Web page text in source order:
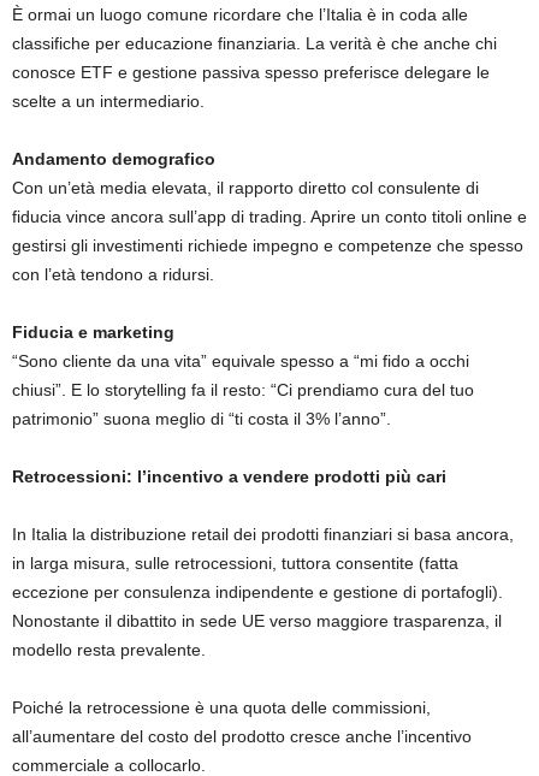
È ormai un luogo comune ricordare che l’Italia è in coda alle
classifiche per educazione finanziaria. La verità è che anche chi
conosce ETF e gestione passiva spesso preferisce delegare le
scelte a un intermediario.
Andamento demografico
Con un’età media elevata, il rapporto diretto col consulente di
fiducia vince ancora sull’app di trading. Aprire un conto titoli online e
gestirsi gli investimenti richiede impegno e competenze che spesso
con l’età tendono a ridursi.
Fiducia e marketing
“Sono cliente da una vita” equivale spesso a “mi fido a occhi
chiusi”. E lo storytelling fa il resto: “Ci prendiamo cura del tuo
patrimonio” suona meglio di “ti costa il 3% l’anno”.
Retrocessioni: l’incentivo a vendere prodotti più cari
In Italia la distribuzione retail dei prodotti finanziari si basa ancora,
in larga misura, sulle retrocessioni, tuttora consentite (fatta
eccezione per consulenza indipendente e gestione di portafogli).
Nonostante il dibattito in sede UE verso maggiore trasparenza, il
modello resta prevalente.
Poiché la retrocessione è una quota delle commissioni,
all’aumentare del costo del prodotto cresce anche l’incentivo
commerciale a collocarlo.